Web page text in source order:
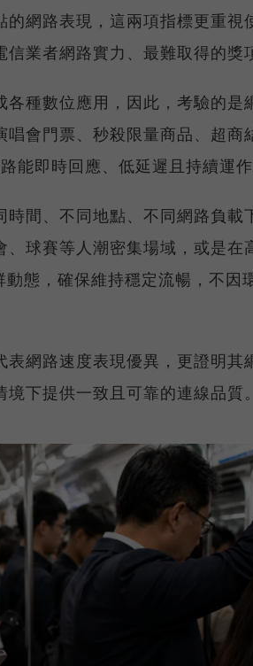
網路表現，這兩項指標更重視
業者網路實力、最難取得的獎
各種數位應用，因此，考驗的是
會門票、秒殺限量商品、超商
能即時回應、低延遲且持續運作
間、不同地點、不同網路負載
球賽等人潮密集場域，或是在
態，確保維持穩定流暢，不因
網路速度表現優異，更證明其
下提供一致且可靠的連線品質。